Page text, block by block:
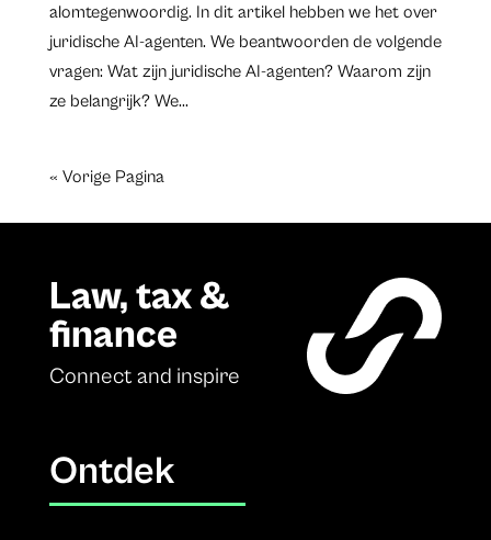
alomtegenwoordig. In dit artikel hebben we het over
juridische AI-agenten. We beantwoorden de volgende
vragen: Wat zijn juridische AI-agenten? Waarom zijn
ze belangrijk? We...
« Vorige Pagina
Law, tax &
finance
Connect and inspire
Ontdek